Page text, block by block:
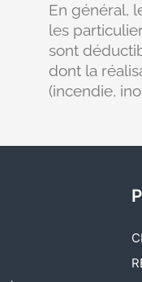
En général,
les
sont
dont la
(incendie,